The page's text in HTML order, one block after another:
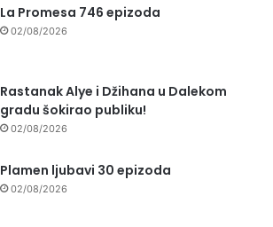
La Promesa 746 epizoda
02/08/2026
Rastanak Alye i Džihana u Dalekom
gradu šokirao publiku!
02/08/2026
Plamen ljubavi 30 epizoda
02/08/2026